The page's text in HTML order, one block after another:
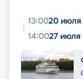
13:0020 июля
14:0027 июля